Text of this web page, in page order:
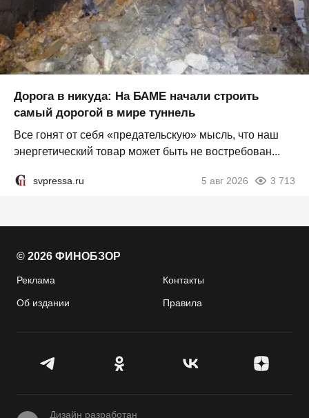
Дорога в никуда: На БАМЕ начали строить
самый дорогой в мире туннель
Все гонят от себя «предательскую» мысль, что наш
энергетический товар может быть не востребован...
svpressa.ru 5 авг 2026 3 713
© 2026 ФИНОБЗОР
Реклама Контакты
Об издании Правила